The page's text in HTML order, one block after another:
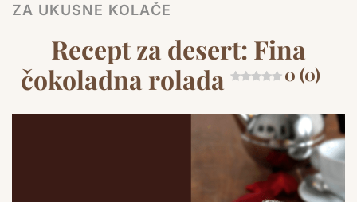
ZA UKUSNE KOLAČE
Recept za desert: Fina
čokoladna rolada
0 (0)